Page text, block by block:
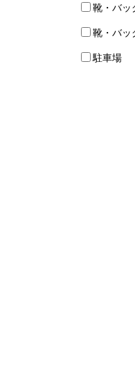
靴・バッ
靴・バッ
駐車場